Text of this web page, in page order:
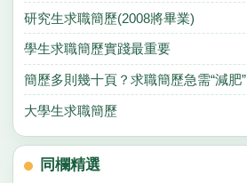
研究生求職簡歷(2008將畢業)
學生求職簡歷實踐最重要
簡歷多則幾十頁？求職簡歷急需“減肥”
大學生求職簡歷
同欄精選